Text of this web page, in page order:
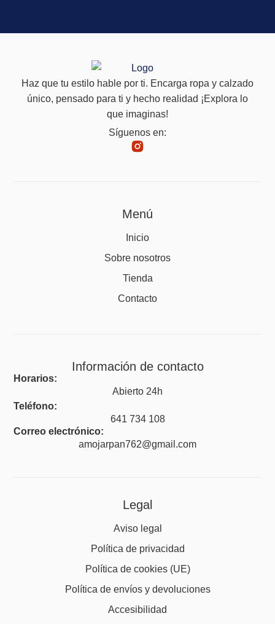
Haz que tu estilo hable por ti. Encarga ropa y calzado
único, pensado para ti y hecho realidad ¡Explora lo
que imaginas!
Síguenos en:
Menú
Inicio
Sobre nosotros
Tienda
Contacto
Información de contacto
Horarios:
Abierto 24h
Teléfono:
641 734 108
Correo electrónico:
amojarpan762@gmail.com
Legal
Aviso legal
Política de privacidad
Política de cookies (UE)
Política de envíos y devoluciones
Accesibilidad